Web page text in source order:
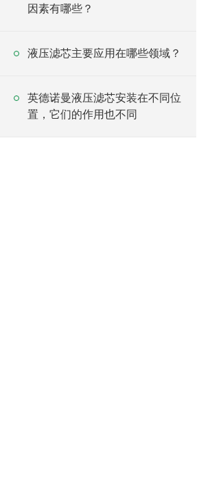
因素有哪些？
液压滤芯主要应用在哪些领域？
英德诺曼液压滤芯安装在不同位
置，它们的作用也不同